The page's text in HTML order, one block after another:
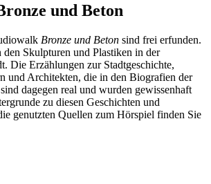
und Beton
Bronze und Beton sind frei erfunden.
Skulpturen und Plastiken in der
Die Erzählungen zur Stadtgeschichte,
und Architekten, die in den Biografien der
dagegen real und wurden gewissenhaft
zu diesen Geschichten und
genutzten Quellen zum Hörspiel finden Sie